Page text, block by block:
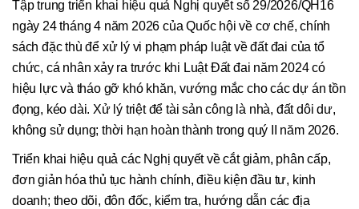
Tập trung triển khai hiệu quả Nghị quyết số 29/2026/QH16
ngày 24 tháng 4 năm 2026 của Quốc hội về cơ chế, chính
sách đặc thù để xử lý vi phạm pháp luật về đất đai của tổ
chức, cá nhân xảy ra trước khi Luật Đất đai năm 2024 có
hiệu lực và tháo gỡ khó khăn, vướng mắc cho các dự án tồn
đọng, kéo dài. Xử lý triệt để tài sản công là nhà, đất dôi dư,
không sử dụng; thời hạn hoàn thành trong quý II năm 2026.
Triển khai hiệu quả các Nghị quyết về cắt giảm, phân cấp,
đơn giản hóa thủ tục hành chính, điều kiện đầu tư, kinh
doanh; theo dõi, đôn đốc, kiểm tra, hướng dẫn các địa